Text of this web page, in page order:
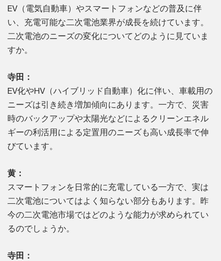
EV（電気自動車）やスマートフォンなどの普及に伴
い、充電可能な二次電池業界が成長を続けています。
二次電池のニーズの変化についてどのように見ていま
すか。
寺田：
EV化やHV（ハイブリッド自動車）化に伴い、車載用の
ニーズは引き続き増加傾向にあります。一方で、災害
時のバックアップや太陽光などによるクリーンエネル
ギーの利活用による定置用のニーズも高い成長率で伸
びています。
黄：
スマートフォンを日常的に充電している一方で、実は
二次電池についてはよく知らない部分もあります。昨
今の二次電池市場ではどのような能力が求められてい
るのでしょうか。
寺田：